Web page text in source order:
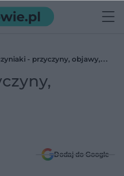
- przyczyny, objawy,
Dodaj do Google